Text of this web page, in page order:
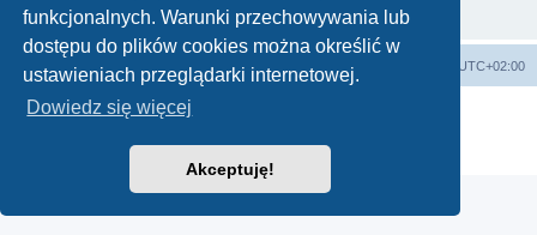
funkcjonalnych. Warunki przechowywania lub
dostępu do plików cookies można określić w
ustawieniach przeglądarki internetowej.
Dowiedz się więcej
Akceptuję!
do witryny, podczas których może dojść do kradzieży danych.
Lista Przebojów Programu Trzeciego UTC+02:00
Technologię dostarcza
Zasady ochrony danych osobowych